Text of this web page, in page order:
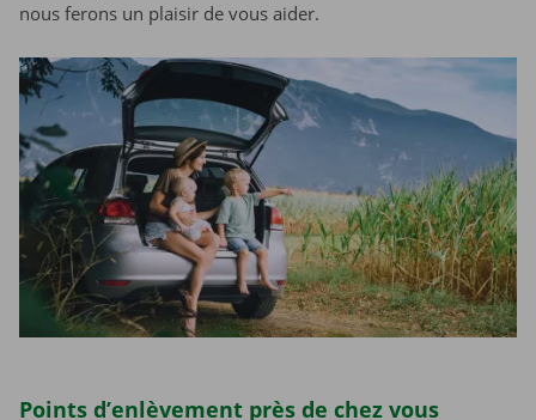
nous ferons un plaisir de vous aider.
Points d’enlèvement près de chez vous